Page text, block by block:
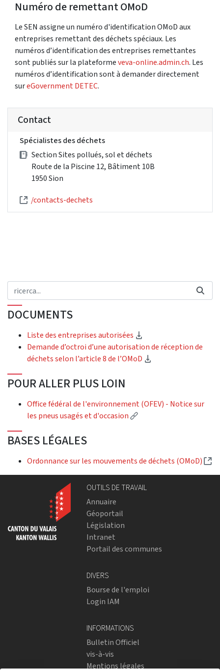
Numéro de remettant OMoD
Le SEN assigne un numéro d'identification OMoD aux
entreprises remettant des déchets spéciaux. Les
numéros d’identification des entreprises remettantes
sont publiés sur la plateformeveva-online.admin.ch. Les
numéros d’identification sont à demander directement
sureGovernment DETEC.
Contact
Spécialistes des déchets
Section Sites pollués, sol et déchets
Route de la Piscine 12, Bâtiment 10B
1950 Sion
/contacts-dechets
DOCUMENTS
Liste des entreprises autorisées
Demande d’octroi d’une autorisation de réception de
déchets selon l’article 8 de l’OMoD
POUR ALLER PLUS LOIN
Office fédéral de l'environnement (OFEV) - Notice sur
les pneus usagés et d'occasion
(External link)
BASES LÉGALES
Ordonnance sur les mouvements de déchets (OMoD)
OUTILS DE TRAVAIL
Annuaire
Géoportail
Législation
Intranet
Portail des communes
DIVERS
Bourse de l'emploi
Login IAM
INFORMATIONS
Bulletin Officiel
vis-à-vis
Mentions légales